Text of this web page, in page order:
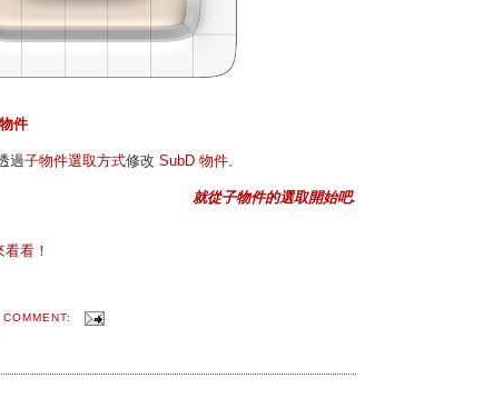
件
過子物件選取方式修改 SubD 物件
就從子物件的選取開始吧.
看看！
COMMENT: